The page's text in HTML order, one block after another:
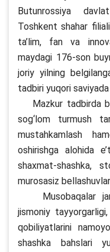
Butunrossiya
Toshkent shahar
ta’lim, fan va
maydagi 176-son
joriy yilning
tadbiri yuqori
Mazkur tadbirda
sog‘lom turmush
mustahkamlash
oshirishga alohida
shaxmat-shashka,
murosasiz
Musobaqalar
jismoniy
qobiliyatlarini
shashka bahslari